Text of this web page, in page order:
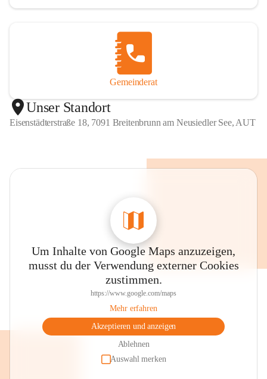
Gemeinderat
Unser Standort
Eisenstädterstraße 18, 7091 Breitenbrunn am Neusiedler See, AUT
Um Inhalte von Google Maps anzuzeigen,
musst du der Verwendung externer Cookies
zustimmen.
https://www.google.com/maps
Mehr erfahren
Akzeptieren und anzeigen
Ablehnen
Auswahl merken